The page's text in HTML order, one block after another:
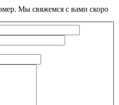
Мы свяжемся с вами скоро